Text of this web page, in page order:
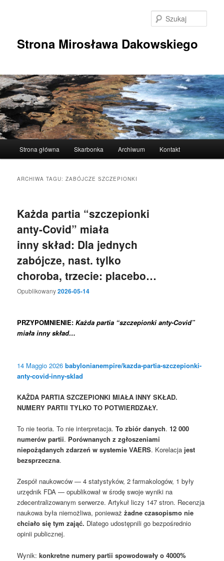
Strona Mirosława Dakowskiego
Strona główna Skarbonka Archiwum Kontakt
ARCHIWA TAGU:ZABÓJCZE SZCZEPIONKI
Każda partia “szczepionki
anty-Covid” miała
inny skład: Dla jednych
zabójcze, nast. tylko
choroba, trzecie: placebo…
Opublikowany2026-05-14
PRZYPOMNIENIE:Każda partia “szczepionki anty-Covid”
miała inny skład…
14 Maggio 2026 babylonianempire/kazda-partia-szczepionki-
anty-covid-inny-sklad
KAŻDA PARTIA SZCZEPIONKI MIAŁA INNY SKŁAD.
NUMERY PARTII TYLKO TO POTWIERDZAŁY.
To nie teoria. To nie interpretacja.To zbiór danych.12 000
numerów partii. Porównanych z zgłoszeniami
niepożądanych zdarzeń w systemie VAERS. Korelacja jest
bezsprzeczna.
Zespół naukowców — 4 statystyków, 2 farmakologów, 1 były
urzędnik FDA — opublikował w środę swoje wyniki na
zdecentralizowanym serwerze. Artykuł liczy 147 stron. Recenzja
naukowa była niemożliwa, ponieważżadne czasopismo nie
chciało się tym zająć. Dlatego udostępnili go bezpośrednio
opinii publicznej.
Wynik:konkretne numery partii spowodowały o 4000%